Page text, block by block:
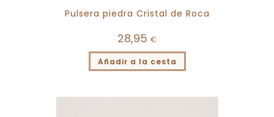
Pulsera piedra Cristal de Roca
28,95 €
Añadir a la cesta